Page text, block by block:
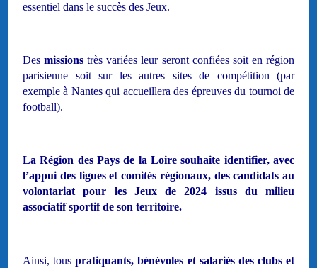
essentiel dans le succès des Jeux.
Desmissions très variées leur seront confiées soit en région
parisienne soit sur les autres sites de compétition (par
exemple à Nantes qui accueillera des épreuves du tournoi de
football).
La Région des Pays de la Loire souhaite identifier, avec
l’appui des ligues et comités régionaux, des candidats au
volontariat pour les Jeux de 2024 issus du milieu
associatif sportif de son territoire.
Ainsi, touspratiquants, bénévoles et salariés des clubs et